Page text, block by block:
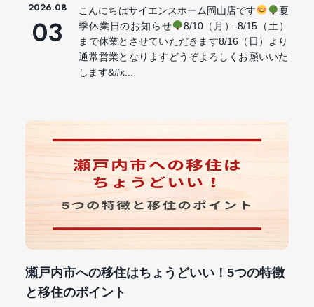
2026.08
03
こんにちはサイエンスホーム岡山店です
夏
季休業日のお知らせ
8/10（月）-8/15（土）
まで休業とさせていただきます8/16（日）より
通常営業となりますどうぞよろしくお願いいた
します&#x...
瀬戸内市への移住はちょうどいい！5つの特徴
と移住のポイント